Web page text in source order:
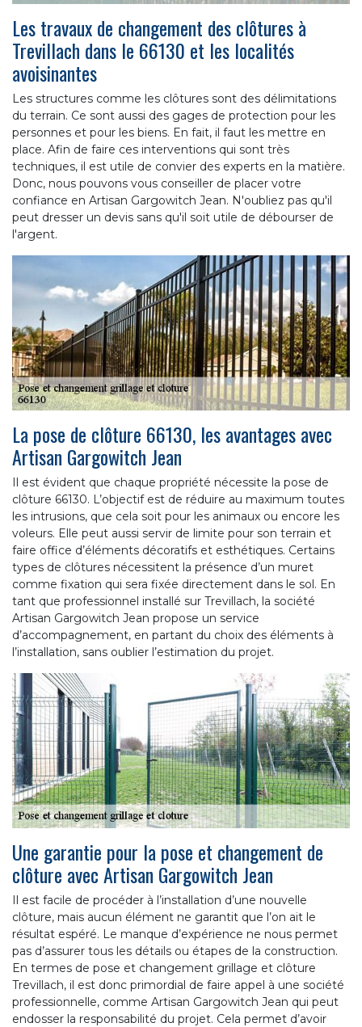
Les travaux de changement des clôtures à
Trevillach dans le 66130 et les localités
avoisinantes
Les structures comme les clôtures sont des délimitations
du terrain. Ce sont aussi des gages de protection pour les
personnes et pour les biens. En fait, il faut les mettre en
place. Afin de faire ces interventions qui sont très
techniques, il est utile de convier des experts en la matière.
Donc, nous pouvons vous conseiller de placer votre
confiance en Artisan Gargowitch Jean. N'oubliez pas qu'il
peut dresser un devis sans qu'il soit utile de débourser de
l'argent.
La pose de clôture 66130, les avantages avec
Artisan Gargowitch Jean
Il est évident que chaque propriété nécessite la pose de
clôture 66130. L’objectif est de réduire au maximum toutes
les intrusions, que cela soit pour les animaux ou encore les
voleurs. Elle peut aussi servir de limite pour son terrain et
faire office d’éléments décoratifs et esthétiques. Certains
types de clôtures nécessitent la présence d’un muret
comme fixation qui sera fixée directement dans le sol. En
tant que professionnel installé sur Trevillach, la société
Artisan Gargowitch Jean propose un service
d’accompagnement, en partant du choix des éléments à
l’installation, sans oublier l’estimation du projet.
Une garantie pour la pose et changement de
clôture avec Artisan Gargowitch Jean
Il est facile de procéder à l’installation d’une nouvelle
clôture, mais aucun élément ne garantit que l’on ait le
résultat espéré. Le manque d’expérience ne nous permet
pas d’assurer tous les détails ou étapes de la construction.
En termes de pose et changement grillage et clôture
Trevillach, il est donc primordial de faire appel à une société
professionnelle, comme Artisan Gargowitch Jean qui peut
endosser la responsabilité du projet. Cela permet d’avoir